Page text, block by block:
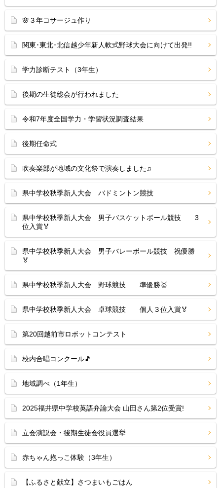
🌸３年コサージュ作り
関東･東北･北信越少年新人軟式野球大会に向けて出発!!
学力診断テスト（3年生）
後期の生徒総会が行われました
令和7年度全国学力・学習状況調査結果
後期任命式
吹奏楽部が地域の文化祭で演奏しました♫
県中学校秋季新人大会 バドミントン競技
県中学校秋季新人大会 男子バスケットボール競技 3
位入賞🏅
県中学校秋季新人大会 男子バレーボール競技 祝優勝
🏅
県中学校秋季新人大会 野球競技 準優勝🥇
県中学校秋季新人大会 卓球競技 個人３位入賞🏅
第20回越前市ロボットコンテスト
校内合唱コンクール🎵
地域調べ（1年生）
2025福井県中学校英語弁論大会 山田さん第2位受賞!
立会演説会・後期生徒会役員選挙
赤ちゃん抱っこ体験（3年生）
【ふるさと献立】さつまいもごはん